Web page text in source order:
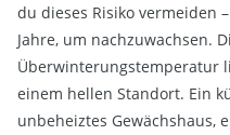
du dieses Risiko vermeiden
Jahre, um nachzuwachsen.
Überwinterungstemperatur
einem hellen Standort. Ein
unbeheiztes Gewächshaus,